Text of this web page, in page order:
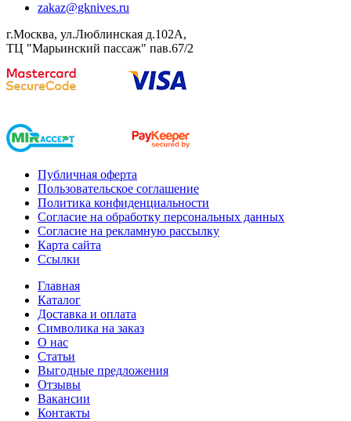
zakaz@gknives.ru
г.Москва, ул.Люблинская д.102А,
ТЦ "Марьинский пассаж" пав.67/2
Публичная оферта
Пользовательское соглашение
Политика конфиденциальности
Согласие на обработку персональных данных
Согласие на рекламную рассылку
Карта сайта
Ссылки
Главная
Каталог
Доставка и оплата
Символика на заказ
О нас
Статьи
Выгодные предложения
Отзывы
Вакансии
Контакты